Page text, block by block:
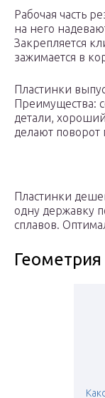
Рабочая часть
на него
Закрепляется
зажимается в
Пластинки
Преимущества:
детали,
делают поворот
Пластинки
одну державку
сплавов.